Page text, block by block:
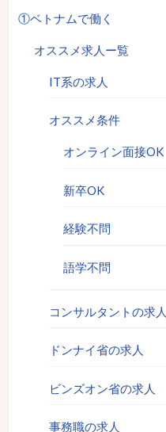
①ベトナムで働く
オススメ求人ー覧
IT系の求人
オススメ条件
オンライン面接OK
新卒OK
経験不問
語学不問
コンサルタントの求人
ドンナイ省の求人
ビンズオン省の求人
事務職の求人